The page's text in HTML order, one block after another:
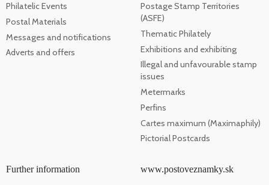
Philatelic Events
Postal Materials
Messages and notifications
Adverts and offers
Postage Stamp Territories
(ASFE)
Thematic Philately
Exhibitions and exhibiting
Illegal and unfavourable stamp
issues
Metermarks
Perfins
Cartes maximum (Maximaphily)
Pictorial Postcards
Further information www.postoveznamky.sk